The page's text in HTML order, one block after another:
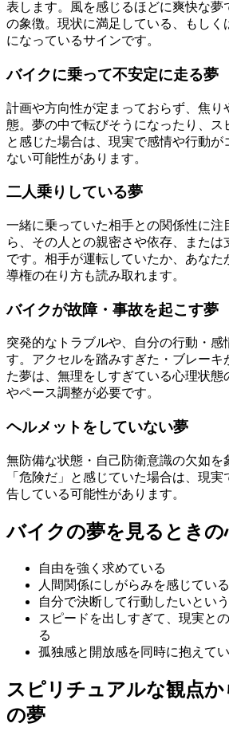
表します。風を感じるほどに爽快な夢
の象徴。現状に満足している、もしく
になっているサインです。
バイクに乗って不安定に走る夢
計画や方向性が定まっておらず、焦り
態。夢の中で転びそうになったり、ス
と感じた場合は、現実で感情や行動が
ない可能性があります。
二人乗りしている夢
一緒に乗っていた相手との関係性に注
ら、その人との親密さや依存、また
です。相手が運転していたか、あなた
導権の在り方も読み取れます。
バイクが故障・事故を起こす夢
突発的なトラブルや、自分の行動・感
す。アクセルを踏みすぎた・ブレーキ
た夢は、無理をしすぎている心理状態
やペース調整が必要です。
ヘルメットをしていない夢
無防備な状態・自己防衛意識の欠如を
「危険だ」と感じていた場合は、現
告している可能性があります。
バイクの夢を見るときの
自由を強く求めている
人間関係にしがらみを感じている
自分で決断して行動したいとい
スピードを出しすぎて、現実と
る
孤独感と開放感を同時に抱えて
スピリチュアルな観点か
の夢